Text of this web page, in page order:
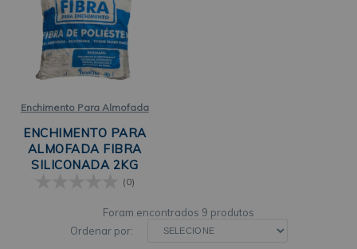
Enchimento Para Almofada
ENCHIMENTO PARA
ALMOFADA FIBRA
SILICONADA 2KG
(0)
9 produtos
Ordenar por: